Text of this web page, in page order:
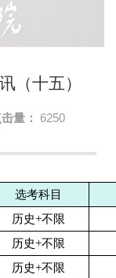
（十五）
量： 6250
选考科目
历史+不限
历史+不限
历史+不限